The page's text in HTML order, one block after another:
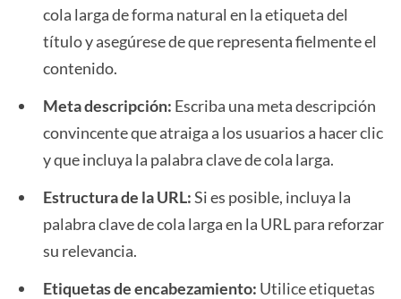
cola larga de forma natural en la etiqueta del
título y asegúrese de que representa fielmente el
contenido.
Meta descripción: Escriba una meta descripción
convincente que atraiga a los usuarios a hacer clic
y que incluya la palabra clave de cola larga.
Estructura de la URL:Si es posible, incluya la
palabra clave de cola larga en la URL para reforzar
su relevancia.
Etiquetas de encabezamiento: Utilice etiquetas